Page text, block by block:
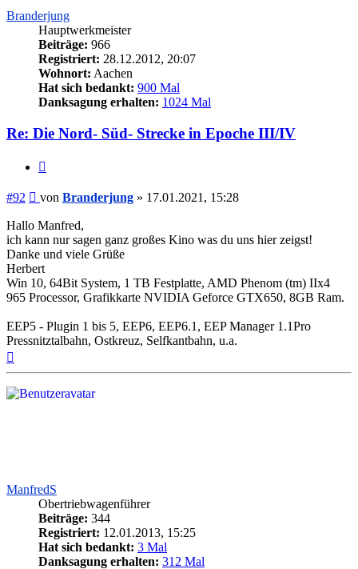
Branderjung
Hauptwerkmeister
Beiträge: 966
Registriert: 28.12.2012, 20:07
Wohnort: Aachen
Hat sich bedankt: 900 Mal
Danksagung erhalten: 1024 Mal
Re: Die Nord- Süd- Strecke in Epoche III/IV
#92 Beitrag
von Branderjung » 17.01.2021, 15:28
Hallo Manfred,
ich kann nur sagen ganz großes Kino was du uns hier zeigst!
Danke und viele Grüße
Herbert
Win 10, 64Bit System, 1 TB Festplatte, AMD Phenom (tm) IIx4
965 Processor, Grafikkarte NVIDIA Geforce GTX650, 8GB Ram.
EEP5 - Plugin 1 bis 5, EEP6, EEP6.1, EEP Manager 1.1Pro
Pressnitztalbahn, Ostkreuz, Selfkantbahn, u.a.
ManfredS
Obertriebwagenführer
Beiträge: 344
Registriert: 12.01.2013, 15:25
Hat sich bedankt: 3 Mal
Danksagung erhalten: 312 Mal